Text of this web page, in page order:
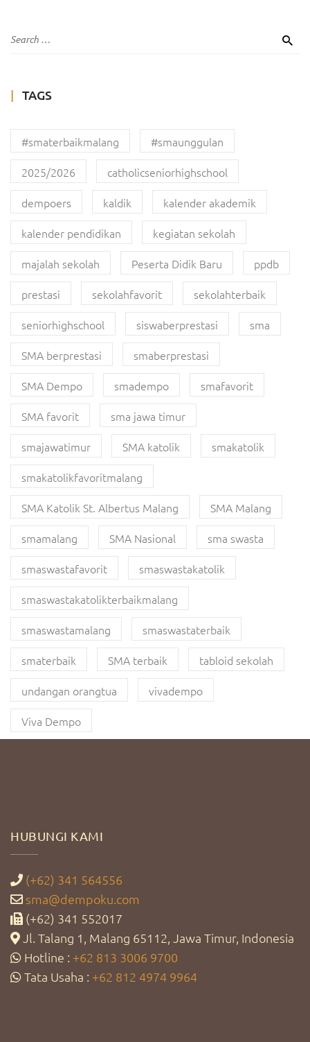
TAGS
#smaterbaikmalang
#smaunggulan
2025/2026
catholicseniorhighschool
dempoers
kaldik
kalender akademik
kalender pendidikan
kegiatan sekolah
majalah sekolah
Peserta Didik Baru
ppdb
prestasi
sekolahfavorit
sekolahterbaik
seniorhighschool
siswaberprestasi
sma
SMA berprestasi
smaberprestasi
SMA Dempo
smadempo
smafavorit
SMA favorit
sma jawa timur
smajawatimur
SMA katolik
smakatolik
smakatolikfavoritmalang
SMA Katolik St. Albertus Malang
SMA Malang
smamalang
SMA Nasional
sma swasta
smaswastafavorit
smaswastakatolik
smaswastakatolikterbaikmalang
smaswastamalang
smaswastaterbaik
smaterbaik
SMA terbaik
tabloid sekolah
undangan orangtua
vivadempo
Viva Dempo
HUBUNGI KAMI
(+62) 341 564556
sma@dempoku.com
(+62) 341 552017
Jl. Talang 1, Malang 65112, Jawa Timur, Indonesia
Hotline : +62 813 3006 9700
Tata Usaha : +62 812 4974 9964